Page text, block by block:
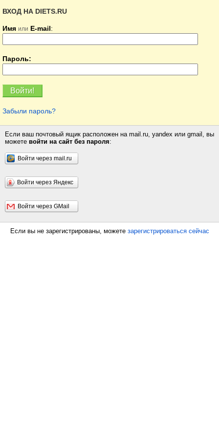
ВХОД НА DIETS.RU
Имя или E-mail:
Пароль:
Забыли пароль?
Если ваш почтовый ящик расположен на mail.ru, yandex или gmail, вы
можете войти на сайт без пароля:
Войти через mail.ru
Войти через Яндекс
Войти через GMail
Если вы не зарегистрированы, можете зарегистрироваться сейчас